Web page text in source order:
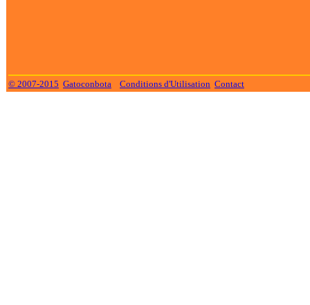
© 2007-2015 Gatoconbota Conditions d'Utilisation Contact